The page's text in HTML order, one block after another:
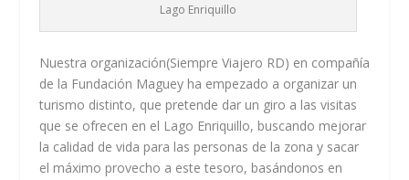
Lago Enriquillo
Nuestra organización(Siempre Viajero RD) en compañía
de la Fundación Maguey ha empezado a organizar un
turismo distinto, que pretende dar un giro a las visitas
que se ofrecen en el Lago Enriquillo, buscando mejorar
la calidad de vida para las personas de la zona y sacar
el máximo provecho a este tesoro, basándonos en